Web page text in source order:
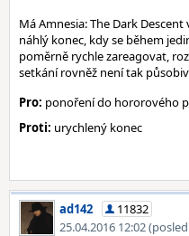
Má Amnesia: The Dark
náhlý konec, kdy se během
poměrně rychle zareagovat,
setkání rovněž není tak
Pro: ponoření do hororového
Proti: urychlený konec
ad142
11832
25.04.2016 12:02